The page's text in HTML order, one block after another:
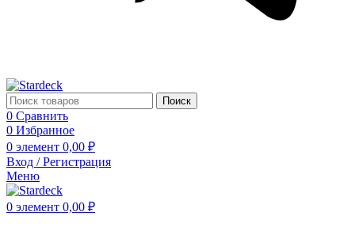
Поиск
0 Сравнить
0 Избранное
0 элемент 0,00 ₽
Вход / Регистрация
Меню
0 элемент 0,00 ₽